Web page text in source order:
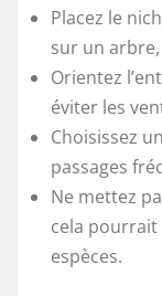
Placez le
sur un
Orientez
éviter les
Choisissez
passages
Ne mettez
cela
espèces.